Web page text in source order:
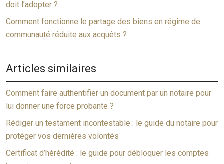
doit l’adopter ?
Comment fonctionne le partage des biens en régime de
communauté réduite aux acquêts ?
Articles similaires
Comment faire authentifier un document par un notaire pour
lui donner une force probante ?
Rédiger un testament incontestable : le guide du notaire pour
protéger vos dernières volontés
Certificat d’hérédité : le guide pour débloquer les comptes